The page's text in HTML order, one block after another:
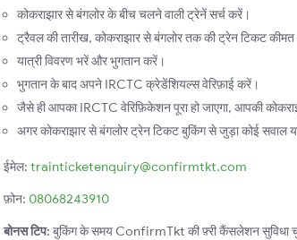
कोकराझार से बंगलोर के बीच चलने वाली ट्रेनें सर्च करें।
ट्रैवल की तारीख, कोकराझार से बंगलोर तक की ट्रेन टिकट
यात्री विवरण भरें और भुगतान करें।
भुगतान के बाद अपने IRCTC क्रेडेंशियल्स वेरिफ़ाई करें।
जैसे ही आपका IRCTC वेरिफ़िकेशन पूरा हो जाएगा, आपकी
अगर कोकराझार से बंगलोर ट्रेन टिकट बुकिंग से जुड़ा कोई सवाल
ईमेल: trainticketenquiry@confirmtkt.com
फ़ोन: 08068243910
बोनस टिप: बुकिंग के समय ConfirmTkt की फ़्री कैंसलेशन सुविधा